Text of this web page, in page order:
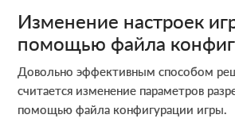
Изменение настроек
помощью файла
Довольно эффективным способом
считается изменение параметров
помощью файла конфигурации игры.